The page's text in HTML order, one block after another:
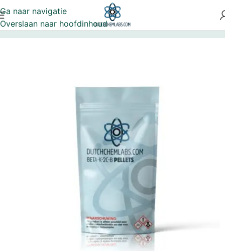
Ga naar navigatie
Overslaan naar hoofdinhoud
Home BK-2C-B